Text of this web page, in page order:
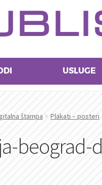
USLUGE
štampa Plakati – posteri
beograd-